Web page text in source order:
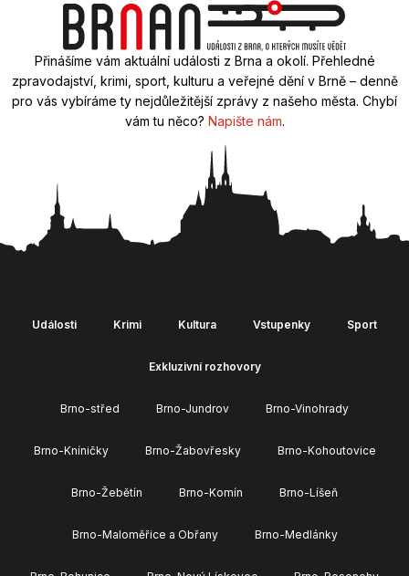
Přinášíme vám aktuální události z Brna a okolí. Přehledné
zpravodajství, krimi, sport, kulturu a veřejné dění v Brně – denně
pro vás vybíráme ty nejdůležitější zprávy z našeho města. Chybí
vám tu něco? Napište nám.
Události Krimi Kultura Vstupenky Sport
Exkluzivní rozhovory
Brno-střed Brno-Jundrov Brno-Vinohrady
Brno-Kníničky Brno-Žabovřesky Brno-Kohoutovice
Brno-Žebětín Brno-Komín Brno-Líšeň
Brno-Maloměřice a Obřany Brno-Medlánky